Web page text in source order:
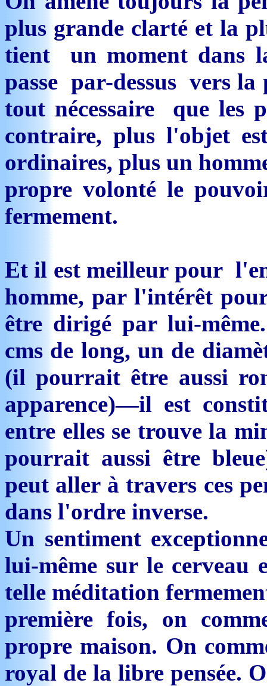
plus grande clarté et la
tient un moment dans
passe par-dessus vers
tout nécessaire que les
contraire, plus l'objet
ordinaires, plus un
propre volonté le
fermement.
Et il est meilleur pour
homme, par l'intérêt
être dirigé par lui-
cms de long, un de
(il pourrait être aussi
apparence)—il est
entre elles se trouve la
pourrait aussi être
peut aller à travers ces
dans l'ordre inverse.
Un sentiment
lui-même sur le
telle méditation
première fois, on
propre maison. On
royal de la libre pensée.